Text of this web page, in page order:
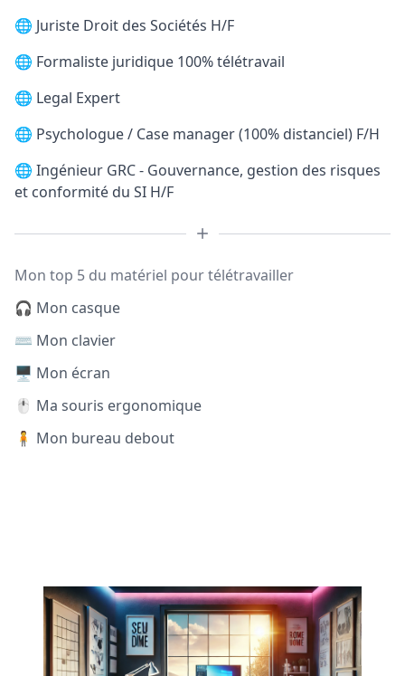
🌐 Juriste Droit des Sociétés H/F
🌐 Formaliste juridique 100% télétravail
🌐 Legal Expert
🌐 Psychologue / Case manager (100% distanciel) F/H
🌐 Ingénieur GRC - Gouvernance, gestion des risques
et conformité du SI H/F
Mon top 5 du matériel pour télétravailler
🎧 Mon casque
⌨️ Mon clavier
🖥️ Mon écran
🖱️ Ma souris ergonomique
🧍 Mon bureau debout